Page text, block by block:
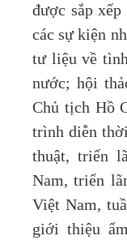
được sắp
các sự kiện
tư liệu về
nước; hội
Chủ tịch Hồ
trình diễn
thuật, triển
Nam, triển
Việt Nam,
giới thiệu